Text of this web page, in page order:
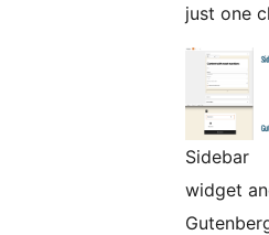
just one
Sidebar
widget